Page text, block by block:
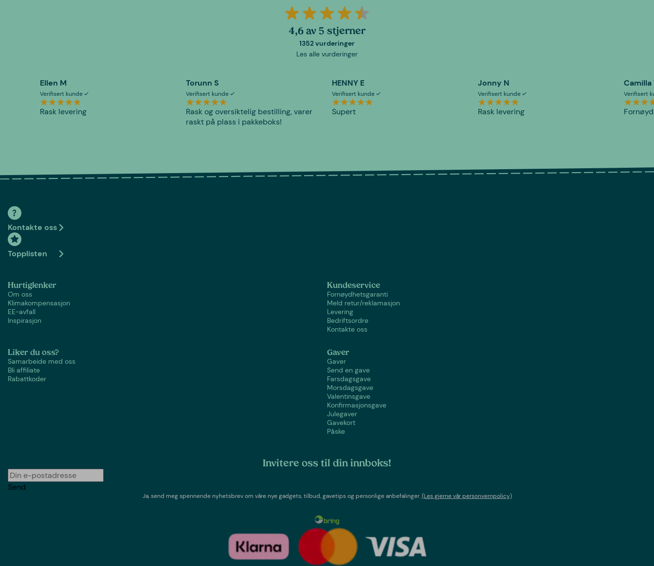
4,6 av 5 stjerner
1352 vurderinger
Les alle vurderinger
Ellen M
Verifisert kunde
Rask levering
Torunn S
Verifisert kunde
Rask og oversiktelig bestilling, varer
raskt på plass i pakkeboks!
HENNY E
Verifisert kunde
Supert
Jonny N
Verifisert kunde
Rask levering
Camilla
Verifisert
Fornøyd
Kontakte oss
Topplisten
Hurtiglenker
Om oss
Klimakompensasjon
EE-avfall
Inspirasjon
Kundeservice
Fornøydhetsgaranti
Meld retur/reklamasjon
Levering
Bedriftsordre
Kontakte oss
Liker du oss?
Samarbeide med oss
Bli affiliate
Rabattkoder
Gaver
Gaver
Send en gave
Farsdagsgave
Morsdagsgave
Valentinsgave
Konfirmasjonsgave
Julegaver
Gavekort
Påske
Invitere oss til din innboks!
Send
Ja, send meg spennende nyhetsbrev om våre nye gadgets, tilbud, gavetips og personlige anbefalinger.(Les gjerne vår personvernpolicy)